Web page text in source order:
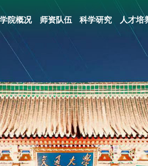
学院概况 师资队伍 科学研究 人才培